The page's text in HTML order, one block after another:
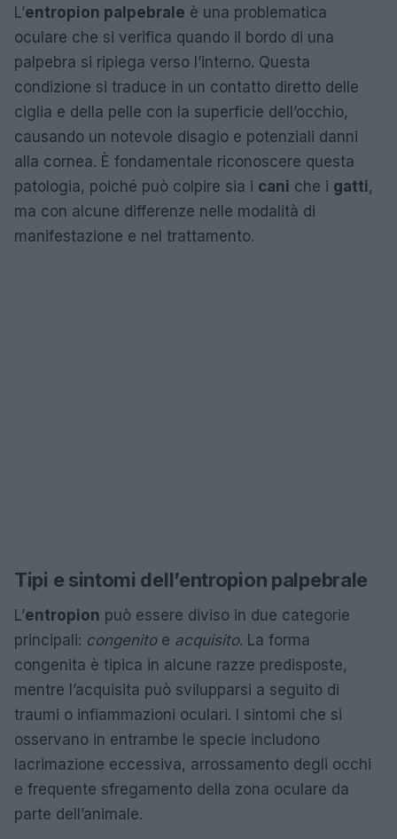
L’entropion palpebrale è una problematica
oculare che si verifica quando il bordo di una
palpebra si ripiega verso l’interno. Questa
condizione si traduce in un contatto diretto delle
ciglia e della pelle con la superficie dell’occhio,
causando un notevole disagio e potenziali danni
alla cornea. È fondamentale riconoscere questa
patologia, poiché può colpire sia i cani che i gatti,
ma con alcune differenze nelle modalità di
manifestazione e nel trattamento.
Tipi e sintomi dell’entropion palpebrale
L’entropion può essere diviso in due categorie
principali: congenitoe acquisito. La forma
congenita è tipica in alcune razze predisposte,
mentre l’acquisita può svilupparsi a seguito di
traumi o infiammazioni oculari. I sintomi che si
osservano in entrambe le specie includono
lacrimazione eccessiva, arrossamento degli occhi
e frequente sfregamento della zona oculare da
parte dell’animale.